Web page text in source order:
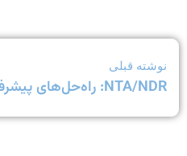
نوشته قبلی
NTA/NDR: راه‌حل‌های پیشرفته برای امنیت شبکه و تحلیل ترافیک